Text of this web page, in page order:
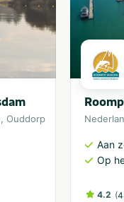
, Ouddorp
Aan
Op
4.2 (